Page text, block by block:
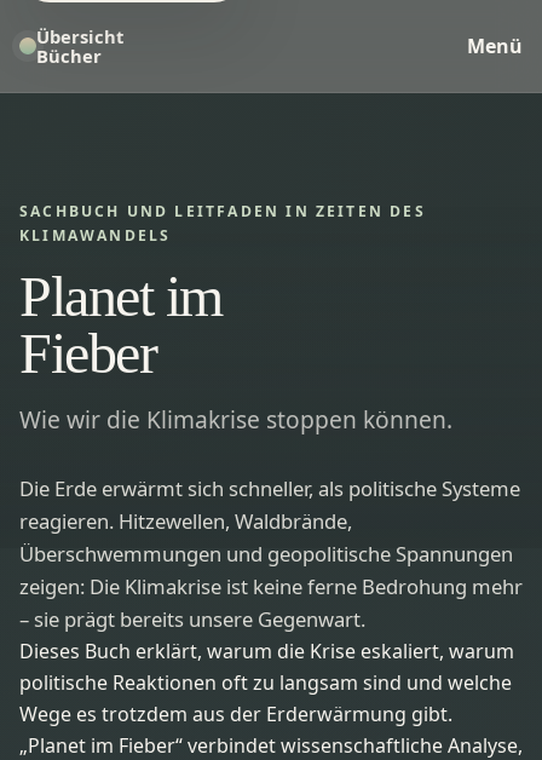
Übersicht
Bücher
Menü
SACHBUCH UND LEITFADEN IN ZEITEN DES
KLIMAWANDELS
Planet im
Fieber
Wie wir die Klimakrise stoppen können.
Die Erde erwärmt sich schneller, als politische Systeme
reagieren. Hitzewellen, Waldbrände,
Überschwemmungen und geopolitische Spannungen
zeigen: Die Klimakrise ist keine ferne Bedrohung mehr
– sie prägt bereits unsere Gegenwart.
Dieses Buch erklärt, warum die Krise eskaliert, warum
politische Reaktionen oft zu langsam sind und welche
Wege es trotzdem aus der Erderwärmung gibt.
„Planet im Fieber“ verbindet wissenschaftliche Analyse,